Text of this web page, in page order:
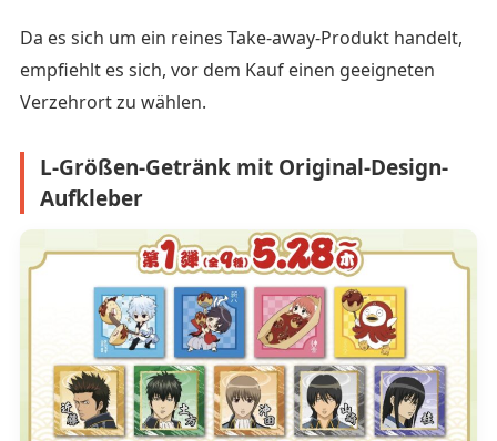
Da es sich um ein reines Take-away-Produkt handelt,
empfiehlt es sich, vor dem Kauf einen geeigneten
Verzehrort zu wählen.
L-Größen-Getränk mit Original-Design-
Aufkleber